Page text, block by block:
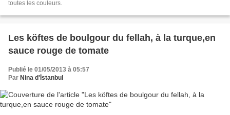
toutes les couleurs.
Les köftes de boulgour du fellah, à la turque,en
sauce rouge de tomate
Publié le 01/05/2013 à 05:57
Par Nina d'İstanbul